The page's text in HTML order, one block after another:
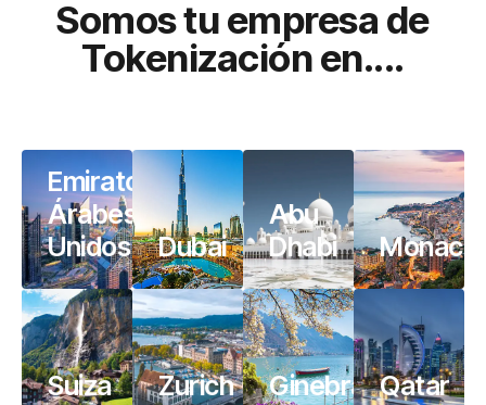
Somos tu empresa de
Tokenización en....
Emiratos
Árabes
Unidos
Suiza
Dubai
Zurich
Abu
Dhabi
Ginebra
Monaco
Qatar